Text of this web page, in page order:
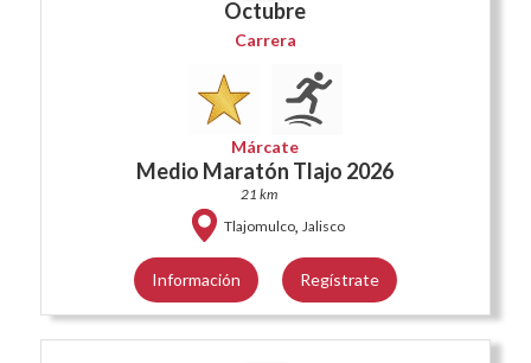
Octubre
Carrera
Márcate
Medio Maratón Tlajo 2026
21 km
Tlajomulco, Jalisco
Información Regístrate